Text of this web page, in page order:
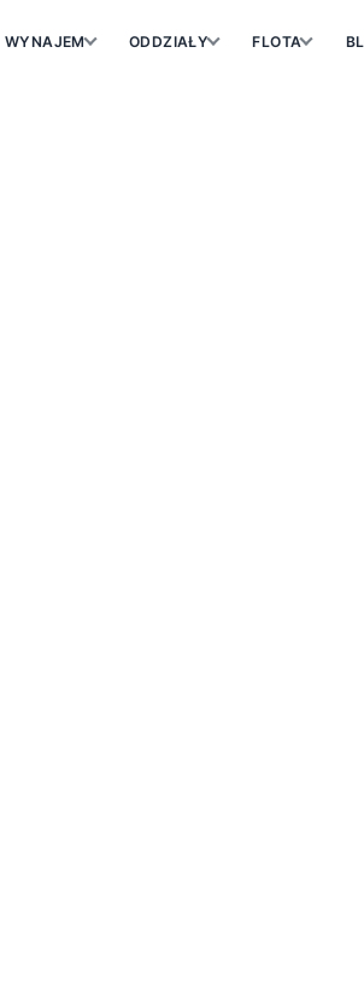
WYNAJEM ODDZIAŁY FLOTA